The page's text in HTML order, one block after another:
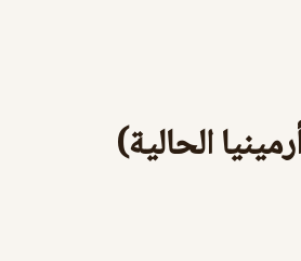
الحالية)